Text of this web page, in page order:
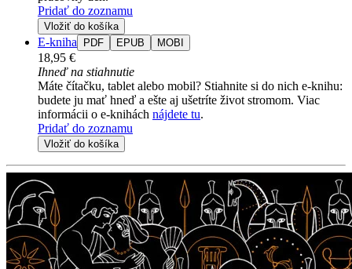
Pridať do zoznamu
Vložiť do košíka
E-kniha PDF EPUB MOBI
18,95 €
Ihneď na stiahnutie
Máte čítačku, tablet alebo mobil? Stiahnite si do nich e-knihu:
budete ju mať hneď a ešte aj ušetríte život stromom. Viac
informácii o e-knihách nájdete tu.
Pridať do zoznamu
Vložiť do košíka